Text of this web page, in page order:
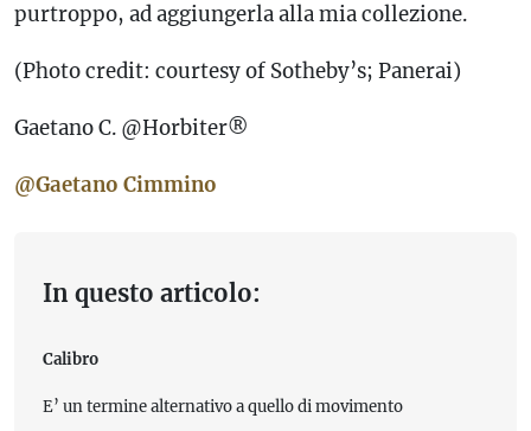
purtroppo, ad aggiungerla alla mia collezione.
(Photo credit: courtesy of Sotheby’s; Panerai)
Gaetano C. @Horbiter®
@Gaetano Cimmino
In questo articolo:
Calibro
E’ un termine alternativo a quello di movimento